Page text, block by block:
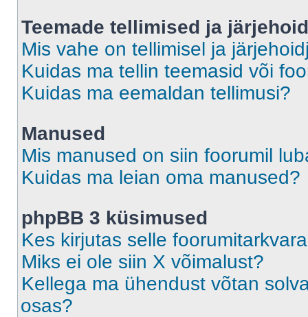
Teemade tellimised ja
Mis vahe on tellimisel ja
Kuidas ma tellin teemasid või
Kuidas ma eemaldan tellimusi?
Manused
Mis manused on siin foorumil
Kuidas ma leian oma manused?
phpBB 3 küsimused
Kes kirjutas selle
Miks ei ole siin X võimalust?
Kellega ma ühendust võtan
osas?